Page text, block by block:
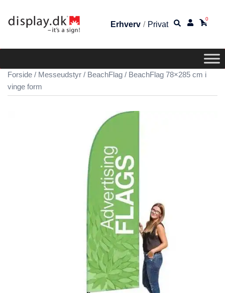
Erhverv / Privat
0
Forside / Messeudstyr / BeachFlag / BeachFlag 78×285 cm i
vinge form